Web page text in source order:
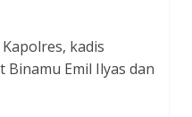
kadis
Binamu Emil Ilyas dan